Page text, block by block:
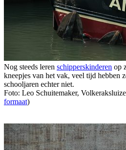
Nog steeds leren schipperskinderen op
kneepjes van het vak, veel tijd hebben
schooljaren echter niet.
Foto: Leo Schuitemaker,
formaat)